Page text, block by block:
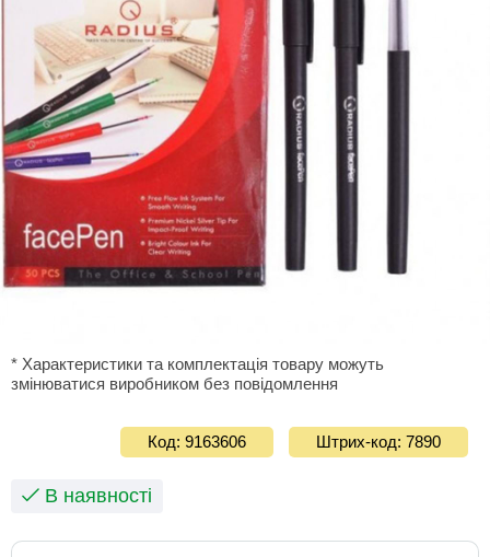
* Характеристики та комплектація товару можуть
змінюватися виробником без повідомлення
Код: 9163606 Штрих-код: 7890
В наявності